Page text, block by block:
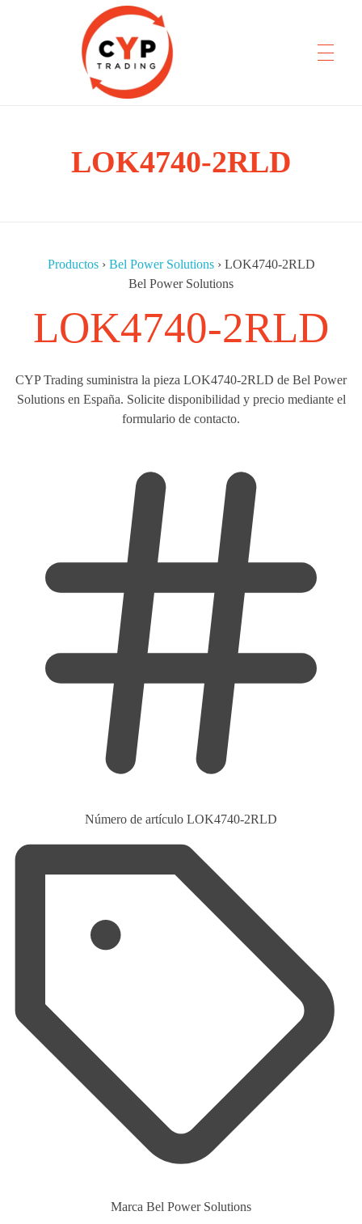
CYP Trading
Professionelle Ersatzteilbeschaffung
LOK4740-2RLD
Productos › Bel Power Solutions › LOK4740-2RLD
Bel Power Solutions
LOK4740-2RLD
CYP Trading suministra la pieza LOK4740-2RLD de Bel Power
Solutions en España. Solicite disponibilidad y precio mediante el
formulario de contacto.
Número de artículo LOK4740-2RLD
Marca Bel Power Solutions